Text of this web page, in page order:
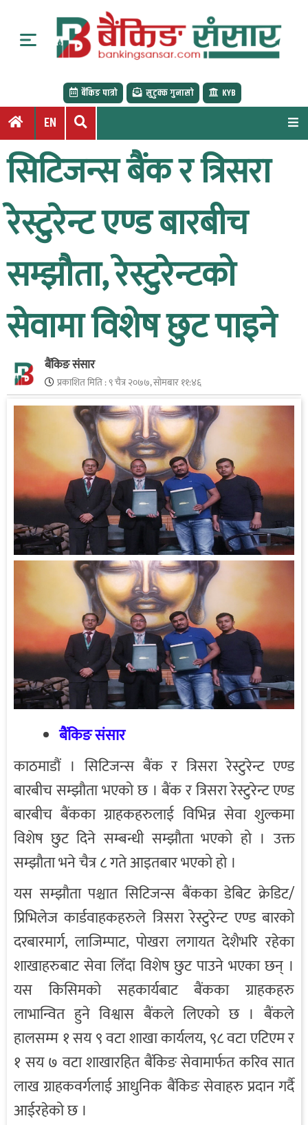
o
n
बैंकिङ पात्रो सुटुक्क गुनासो KYB
EN
सिटिजन्स बैंक र त्रिसरा
रेस्टुरेन्ट एण्ड बारबीच
सम्झौता, रेस्टुरेन्टको
सेवामा विशेष छुट पाइने
बैंकिङ संसार
प्रकाशित मिति :९ चैत्र २०७७, सोमबार ११:४६
बैंकिङ संसार
काठमाडौं । सिटिजन्स बैंक र त्रिसरा रेस्टुरेन्ट एण्ड
बारबीच सम्झौता भएको छ । बैंक र त्रिसरा रेस्टुरेन्ट एण्ड
बारबीच बैंकका ग्राहकहरुलाई विभिन्न सेवा शुल्कमा
विशेष छुट दिने सम्बन्धी सम्झौता भएको हो । उक्त
सम्झौता भने चैत्र ८ गते आइतबार भएको हो ।
यस सम्झौता पश्चात सिटिजन्स बैंकका डेबिट क्रेडिट/
प्रिभिलेज कार्डवाहकहरुले त्रिसरा रेस्टुरेन्ट एण्ड बारको
दरबारमार्ग, लाजिम्पाट, पोखरा लगायत देशैभरि रहेका
शाखाहरुबाट सेवा लिँदा विशेष छुट पाउने भएका छन् ।
यस किसिमको सहकार्यबाट बैंकका ग्राहकहरु
लाभान्वित हुने विश्वास बैंकले लिएको छ । बैंकले
हालसम्म १ सय ९ वटा शाखा कार्यलय, ९८ वटा एटिएम र
१ सय ७ वटा शाखारहित बैंकिङ सेवामार्फत करिव सात
लाख ग्राहकवर्गलाई आधुनिक बैंकिङ सेवाहरु प्रदान गर्दै
आईरहेको छ ।